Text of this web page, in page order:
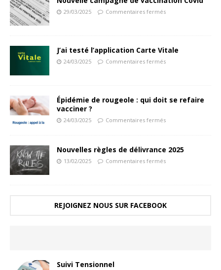
29/03/2025 Commentaires fermés
J’ai testé l’application Carte Vitale
24/03/2025 Commentaires fermés
Épidémie de rougeole : qui doit se refaire
vacciner ?
24/03/2025 Commentaires fermés
Nouvelles règles de délivrance 2025
13/02/2025 Commentaires fermés
REJOIGNEZ NOUS SUR FACEBOOK
Suivi Tensionnel